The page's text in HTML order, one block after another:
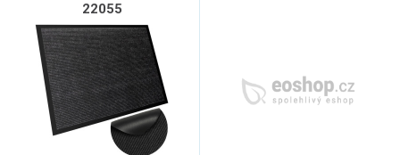
22055